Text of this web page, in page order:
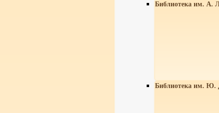
Библиотека им. А.
Библиотека им. Ю.